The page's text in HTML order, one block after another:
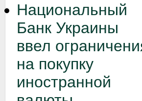
Национальный
Банк Украины
ввел
на покупку
иностранной